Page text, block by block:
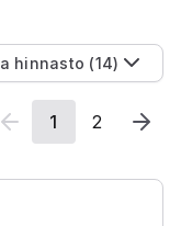
hinnasto (14)
1 2